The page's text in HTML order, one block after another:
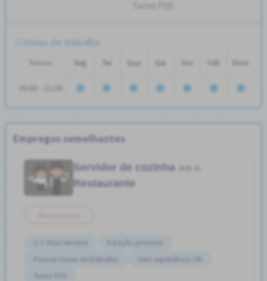
Horas de trabalho
Turnos Seg Ter Qua Qui Sex Sáb Dom
Empregos semelhantes
Servidor de cozinha
Restaurante
2-3 dias/semana
Poucas horas de trabalho
Sem experiência OK